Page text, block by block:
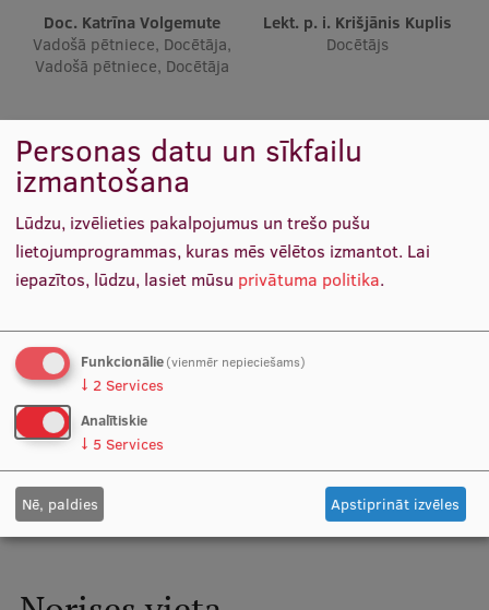
Mūžizglītība
Ētikas un līdztiesības mācības
Atvērtā universitāte
Sagatavošanas kursi
Profesionālās pilnveides kursi
Pedagoģiskās izaugsmes centrs
Kvalifikācijas atbilstības pārbaude
Pētniecība
Doc. Katrīna Volgemute
Vadošā pētniece, Docētāja,
Vadošā pētniece, Docētāja
Lekt. p. i. Krišjānis Kuplis
Docētājs
Doc. p. i. Monta Jakovļeva
Docētāja
Anna Zuša
Vadošā pētniece
Personas datu un sīkfailu
izmantošana
Lūdzu, izvēlieties pakalpojumus un trešo pušu
lietojumprogrammas, kuras mēs vēlētos izmantot. Lai
iepazītos, lūdzu, lasiet mūsu privātuma politika.
Funkcionālie(vienmēr nepieciešams)
↓ 2 Services
Analītiskie
↓ 5 Services
Nē, paldies Apstiprināt izvēles